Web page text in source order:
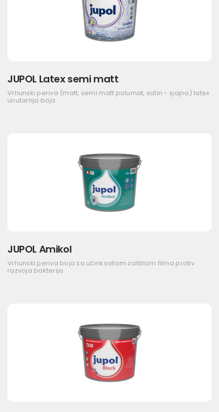
JUPOL Latex semi matt
Vrhunski periva (matt, semi matt polumat, satin - sjajna) latex
unutarnja boja
JUPOL Amikol
Vrhunski periva boja sa učinkovitom zaštitom filma protiv
razvoja bakterija